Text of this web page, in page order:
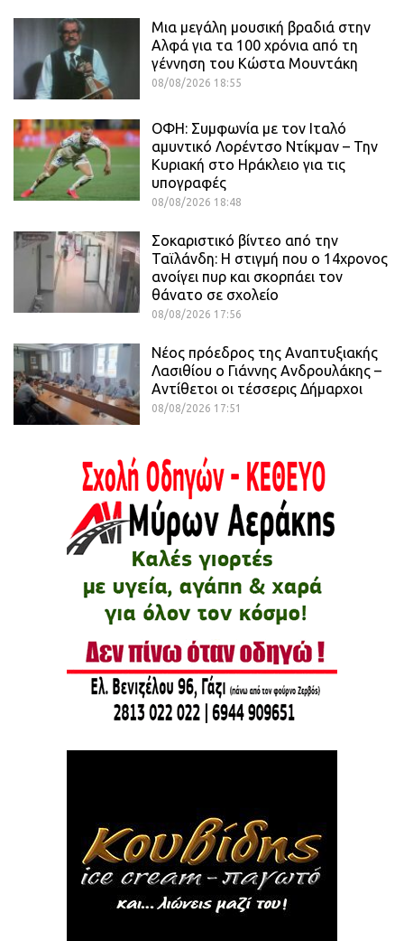
Μια μεγάλη μουσική βραδιά στην
Αλφά για τα 100 χρόνια από τη
γέννηση του Κώστα Μουντάκη
08/08/2026 18:55
ΟΦΗ: Συμφωνία με τον Ιταλό
αμυντικό Λορέντσο Ντίκμαν – Την
Κυριακή στο Ηράκλειο για τις
υπογραφές
08/08/2026 18:48
Σοκαριστικό βίντεο από την
Ταϊλάνδη: Η στιγμή που ο 14χρονος
ανοίγει πυρ και σκορπάει τον
θάνατο σε σχολείο
08/08/2026 17:56
Νέος πρόεδρος της Αναπτυξιακής
Λασιθίου ο Γιάννης Ανδρουλάκης –
Αντίθετοι οι τέσσερις Δήμαρχοι
08/08/2026 17:51